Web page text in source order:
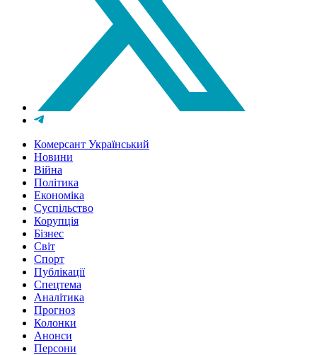
Комерсант Український
Новини
Війна
Політика
Економіка
Суспільство
Корупція
Бізнес
Світ
Спорт
Публікації
Спецтема
Аналітика
Прогноз
Колонки
Анонси
Персони